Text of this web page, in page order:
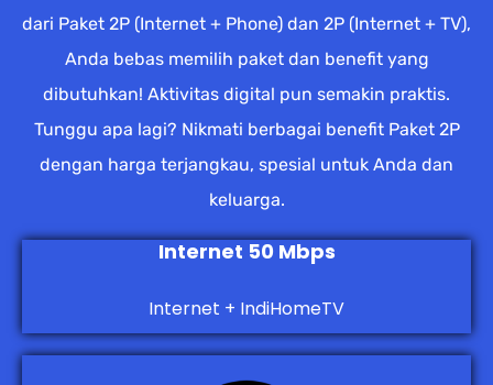
dari Paket 2P (Internet + Phone) dan 2P (Internet + TV),
Anda bebas memilih paket dan benefit yang
dibutuhkan! Aktivitas digital pun semakin praktis.
Tunggu apa lagi? Nikmati berbagai benefit Paket 2P
dengan harga terjangkau, spesial untuk Anda dan
keluarga.
Internet 50 Mbps
Internet + IndiHomeTV